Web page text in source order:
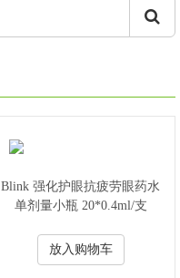
Blink 强化护眼抗疲劳眼药水
单剂量小瓶 20*0.4ml/支
放入购物车